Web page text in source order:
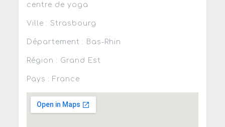
centre de yoga
Ville : Strasbourg
Département : Bas-Rhin
Région : Grand Est
Pays : France